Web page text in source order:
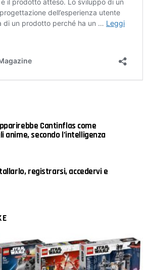
Cantinflas come
anime, secondo l’intelligenza
registrarsi, accedervi e